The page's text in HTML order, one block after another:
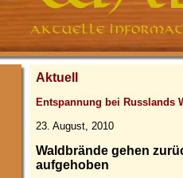
Aktuell
Entspannung bei Russlands
23. August, 2010
Waldbrände gehen
aufgehoben